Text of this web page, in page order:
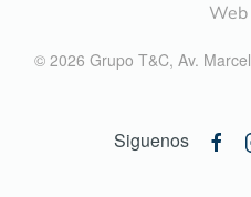
© 2026 Grupo T&C, Av.
Siguenos